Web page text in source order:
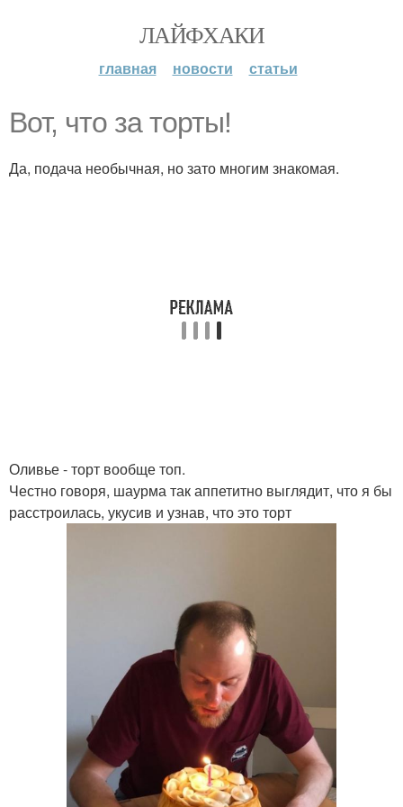
ЛАЙФХАКИ
главная новости статьи
Вот, что за торты!
Да, подача необычная, но зато многим знакомая.
Оливье - торт вообще топ.
Честно говоря, шаурма так аппетитно выглядит, что я бы
расстроилась, укусив и узнав, что это торт